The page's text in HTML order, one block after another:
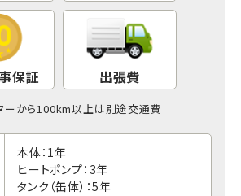
保証 出張費
ーから100km以上は別途交通費
本体：1年
ヒートポンプ：3年
タンク（缶体）：5年